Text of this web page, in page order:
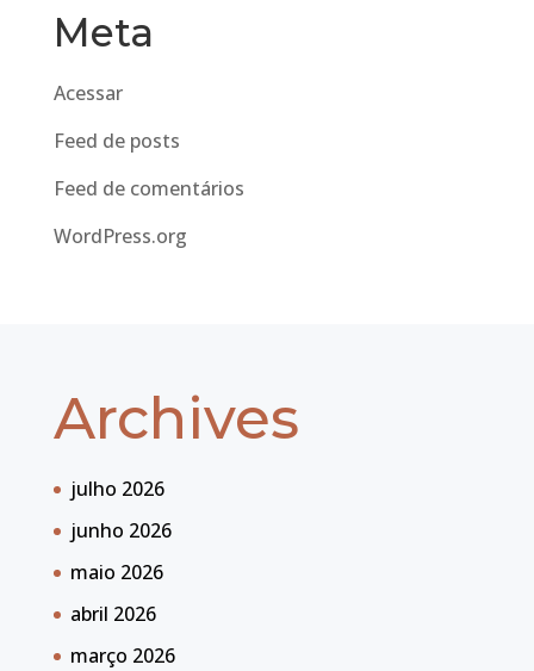
Meta
Acessar
Feed de posts
Feed de comentários
WordPress.org
Archives
julho 2026
junho 2026
maio 2026
abril 2026
março 2026